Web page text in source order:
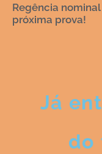
Regência
próxima prova!
Já
do